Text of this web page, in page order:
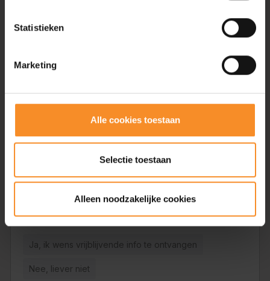
Statistieken
Marketing
Alle cookies toestaan
Selectie toestaan
Alleen noodzakelijke cookies
T-shirt Keep On Running
Keep on Running Coaching
Keep on Running voorziet begeleiding op maat bij jouw
persoonlijke doelstellingen. Dit kan in de vorm van
schema's. Wil jij vrijblijvende informatie ontvangen hoe dit
er concreet uitziet?
Ja, ik wens vrijblijvende info te ontvangen
Nee, liever niet